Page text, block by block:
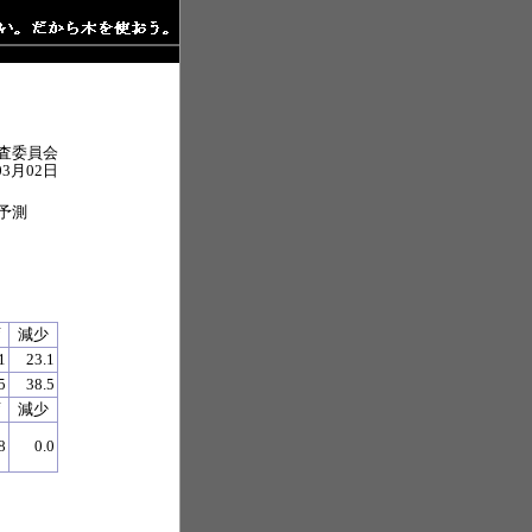
委員会
月02日
測
減少
23.1
38.5
減少
0.0